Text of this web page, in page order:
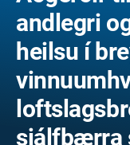
andlegri
heilsu í
sjálfbærra